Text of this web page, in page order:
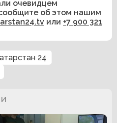
очевидцем
об этом нашим
или +7 900 321
24